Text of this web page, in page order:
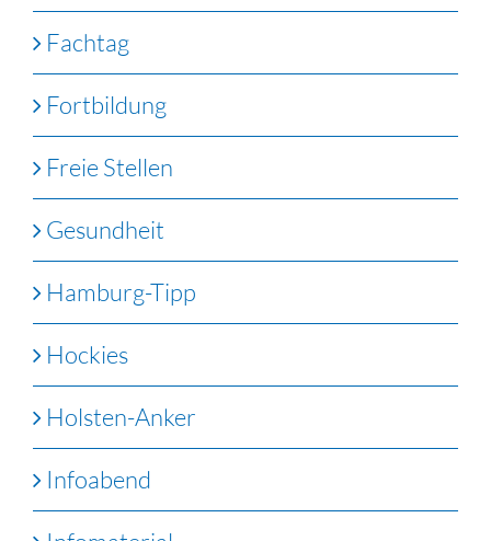
Fachtag
Fortbildung
Freie Stellen
Gesundheit
Hamburg-Tipp
Hockies
Holsten-Anker
Infoabend